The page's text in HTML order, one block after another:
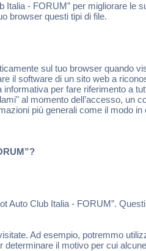
- FORUM” per migliorare le
browser questi tipi di file.
sul tuo browser quando
il software di un sito web a
per fare riferimento a
al momento dell’accesso, un
più generali come il modo
Auto Club Italia - FORUM”.
Ad esempio, potremmo
il motivo per cui